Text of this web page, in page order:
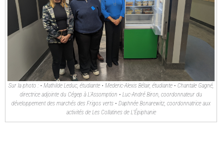
Sur la photo : • Mathilde Leduc, étudiante • Mederic-Alexis Bélair, étudiante • Chantale Gagné,
directrice adjointe du Cégep à L’Assomption • Luc-André Biron, coordonnateur du
développement des marchés des Frigos verts • Daphnée Bonarewitz, coordonnatrice aux
activités de Les Collatines de L'Épiphanie